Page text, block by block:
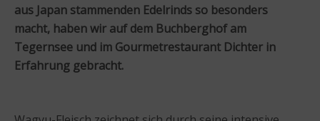
aus Japan stammenden Edelrinds so besonders
macht, haben wir auf dem Buchberghof am
Tegernsee und im Gourmetrestaurant Dichter in
Erfahrung gebracht.